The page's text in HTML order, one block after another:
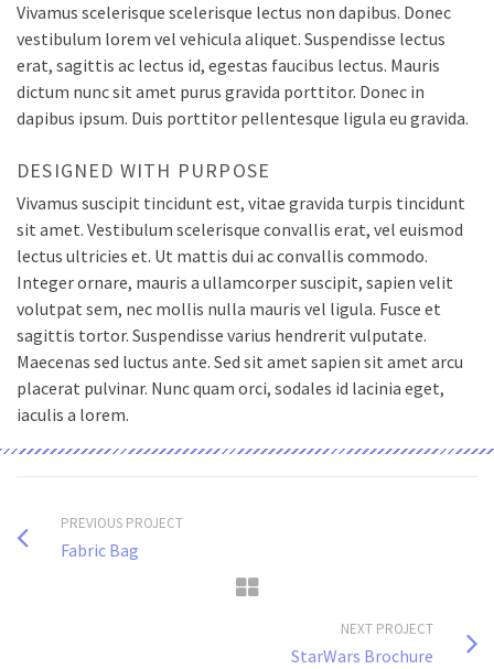
Vivamus scelerisque scelerisque lectus non dapibus. Donec
vestibulum lorem vel vehicula aliquet. Suspendisse lectus
erat, sagittis ac lectus id, egestas faucibus lectus. Mauris
dictum nunc sit amet purus gravida porttitor. Donec in
dapibus ipsum. Duis porttitor pellentesque ligula eu gravida.
DESIGNED WITH PURPOSE
Vivamus suscipit tincidunt est, vitae gravida turpis tincidunt
sit amet. Vestibulum scelerisque convallis erat, vel euismod
lectus ultricies et. Ut mattis dui ac convallis commodo.
Integer ornare, mauris a ullamcorper suscipit, sapien velit
volutpat sem, nec mollis nulla mauris vel ligula. Fusce et
sagittis tortor. Suspendisse varius hendrerit vulputate.
Maecenas sed luctus ante. Sed sit amet sapien sit amet arcu
placerat pulvinar. Nunc quam orci, sodales id lacinia eget,
iaculis a lorem.
PREVIOUS PROJECT
Fabric Bag
NEXT PROJECT
StarWars Brochure